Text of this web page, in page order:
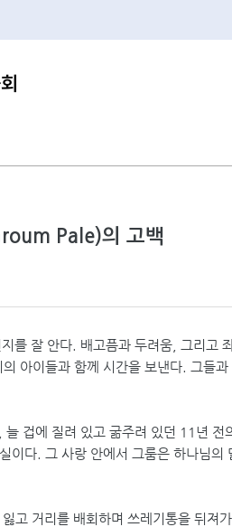
Pale)의 고백
를 잘 안다. 배고픔과 두려움, 그리고
아이들과 함께 시간을 보낸다. 그들
겁에 질려 있고 굶주려 있던 11년 전
다. 그 사랑 안에서 그룸은 하나님의
고 거리를 배회하며 쓰레기통을 뒤져